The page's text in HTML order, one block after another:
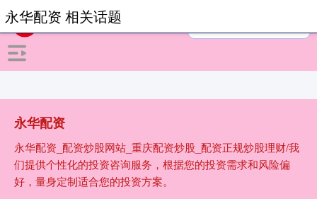
永华配资
永华配资_配资炒股网站_重庆配资炒股_配资正规炒股理财/我
们提供个性化的投资咨询服务，根据您的投资需求和风险偏
好，量身定制适合您的投资方案。
永华配资 相关话题